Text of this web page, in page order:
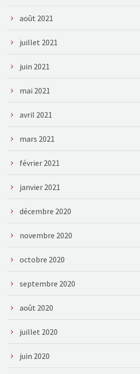
août 2021
juillet 2021
juin 2021
mai 2021
avril 2021
mars 2021
février 2021
janvier 2021
décembre 2020
novembre 2020
octobre 2020
septembre 2020
août 2020
juillet 2020
juin 2020